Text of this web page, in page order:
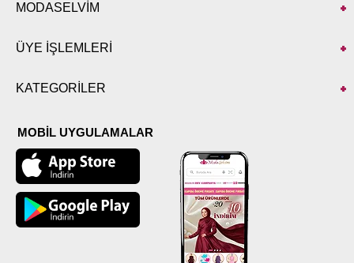
MODASELVİM
ÜYE İŞLEMLERİ
KATEGORİLER
MOBİL UYGULAMALAR